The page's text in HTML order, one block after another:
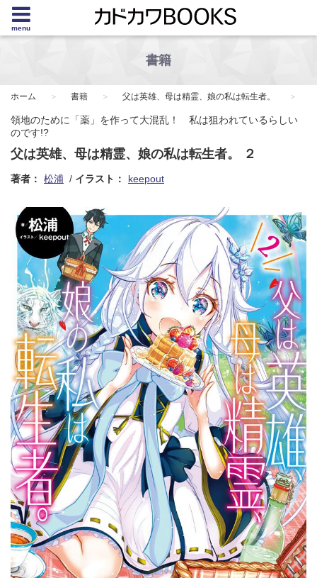
menu
書籍
ホーム 書籍 父は英雄、母は精霊、娘の私は転生者。
領地のために「薬」を作って大混乱！ 私は狙われているらしい
のです!?
父は英雄、母は精霊、娘の私は転生者。 ２
著者： 松浦 イラスト： keepout